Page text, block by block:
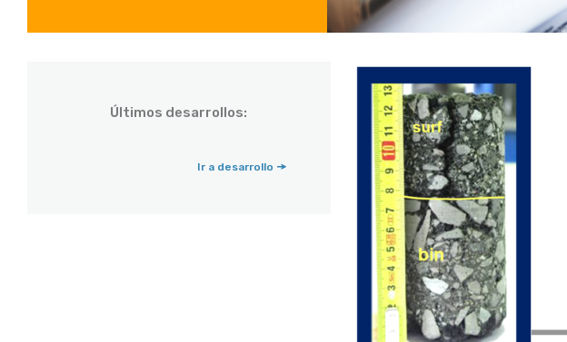
Últimos desarrollos:
Ir a desarrollo